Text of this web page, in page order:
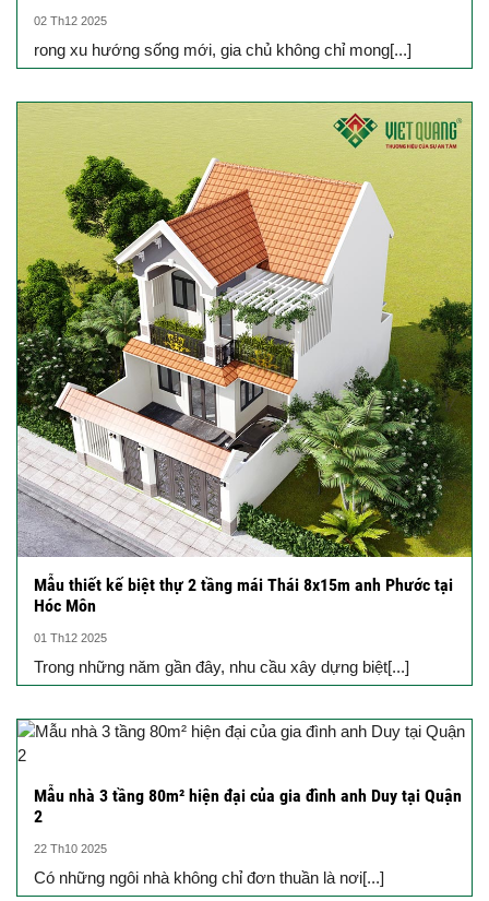
02 Th12 2025
rong xu hướng sống mới, gia chủ không chỉ mong[...]
Mẫu thiết kế biệt thự 2 tầng mái Thái 8x15m anh Phước tại
Hóc Môn
01 Th12 2025
Trong những năm gần đây, nhu cầu xây dựng biệt[...]
Mẫu nhà 3 tầng 80m² hiện đại của gia đình anh Duy tại Quận
2
22 Th10 2025
Có những ngôi nhà không chỉ đơn thuần là nơi[...]